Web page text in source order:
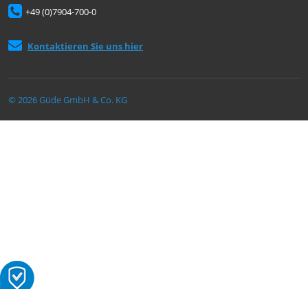
+49 (0)7904-700-0
Kontaktieren Sie uns hier
© 2026 Güde GmbH & Co. KG